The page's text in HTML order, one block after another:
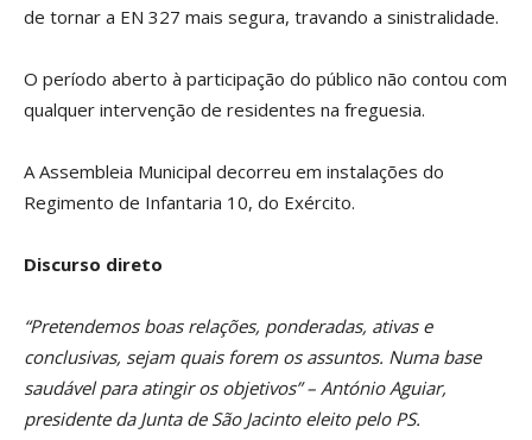
de tornar a EN 327 mais segura, travando a sinistralidade.
O período aberto à participação do público não contou com
qualquer intervenção de residentes na freguesia.
A Assembleia Municipal decorreu em instalações do
Regimento de Infantaria 10, do Exército.
Discurso direto
“Pretendemos boas relações, ponderadas, ativas e
conclusivas, sejam quais forem os assuntos. Numa base
saudável para atingir os objetivos” – António Aguiar,
presidente da Junta de São Jacinto eleito pelo PS.